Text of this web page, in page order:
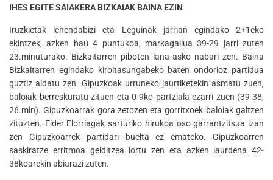
IHES EGITE SAIAKERA BIZKAIAK BAINA EZIN
Iruzkietak lehendabizi eta Leguinak jarrian egindako 2+1eko
ekintzek, azken hau 4 puntukoa, markagailua 39-29 jarri zuten
23.minuturako. Bizkaitarren piboten lana asko nabari zen. Baina
Bizkaitarren egindako kiroltasungabeko baten ondorioz partidua
guztiz aldatu zen. Gipuzkoak urruneko jaurtiketekin asmatu zuen,
baloiak berreskuratu zituen eta 0-9ko partziala ezarri zuen (39-38,
26.min). Gipuzkoarrak gora zetozen eta gorritxoek baloiak galtzen
zituzten. Eider Elorriagak sarturiko hirukoa oso garrantzitsua izan
zen Gipuzkoarrek partidari buelta ez emateko. Gipuzkoarren
saskiratze erritmoa gelditzea lortu zen eta azken laurdena 42-
38koarekin abiarazi zuten.